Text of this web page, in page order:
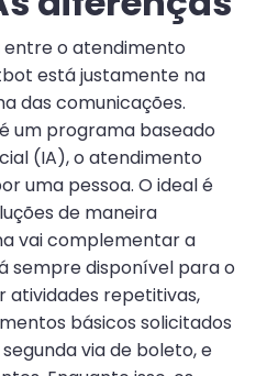
o atendimento
está justamente na
das comunicações.
um programa baseado
(IA), o atendimento
uma pessoa. O ideal é
de maneira
vai complementar a
sempre disponível para o
atividades repetitivas,
básicos solicitados
via de boleto, e